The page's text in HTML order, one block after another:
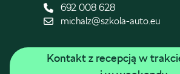
692 008 628
michalz@szkola-auto.eu
Kontakt z recepcją w